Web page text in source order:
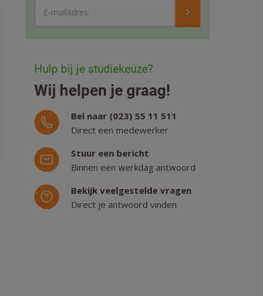
E-mailadres:
Hulp bij je studiekeuze?
Wij helpen je graag!
Bel naar (023) 55 11 511
Direct een medewerker
Stuur een bericht
Binnen een werkdag antwoord
Bekijk veelgestelde vragen
Direct je antwoord vinden